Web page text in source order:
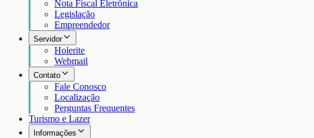
Nota Fiscal Eletrônica
Legislação
Empreendedor
Servidor
Holerite
Webmail
Contato
Fale Conosco
Localização
Perguntas Frequentes
Turismo e Lazer
Informações